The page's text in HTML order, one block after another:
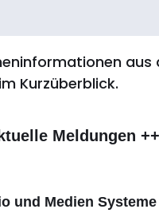
aus
Kurzüberblick.
Meldungen
und Medien Systeme